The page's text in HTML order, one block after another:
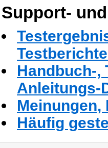
Support-
Handbuch-,
Anleitungs-
Häufig